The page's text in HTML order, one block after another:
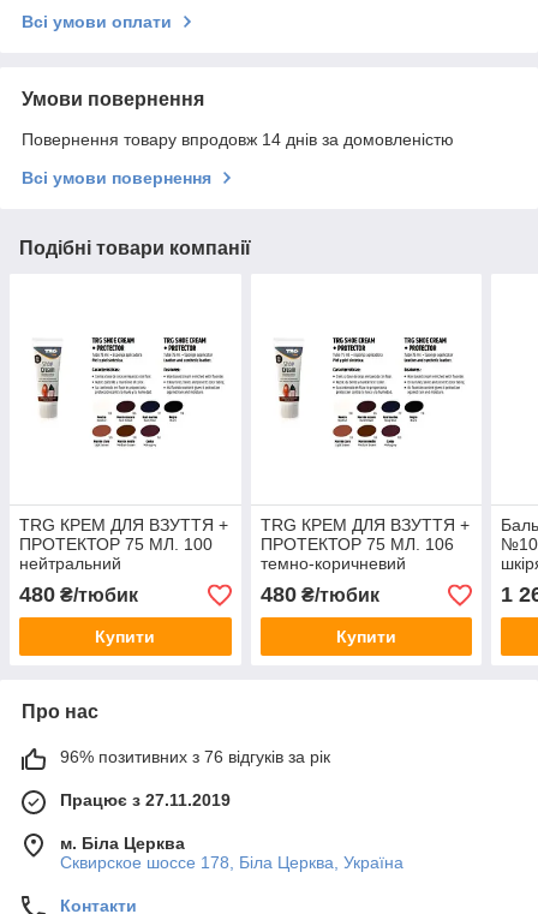
Всі умови оплати
Умови повернення
Повернення товару впродовж 14 днів за домовленістю
Всі умови повернення
Подібні товари компанії
TRG КРЕМ ДЛЯ ВЗУТТЯ +
ПРОТЕКТОР 75 МЛ. 100
нейтральний
480 ₴/тюбик
Купити
TRG КРЕМ ДЛЯ ВЗУТТЯ +
ПРОТЕКТОР 75 МЛ. 106
темно-коричневий
480₴/тюбик
Купити
1
Про нас
96% позитивних з 76 відгуків за рік
Працює з 27.11.2019
м. Біла Церква
Сквирское шоссе 178, Біла Церква, Україна
Контакти